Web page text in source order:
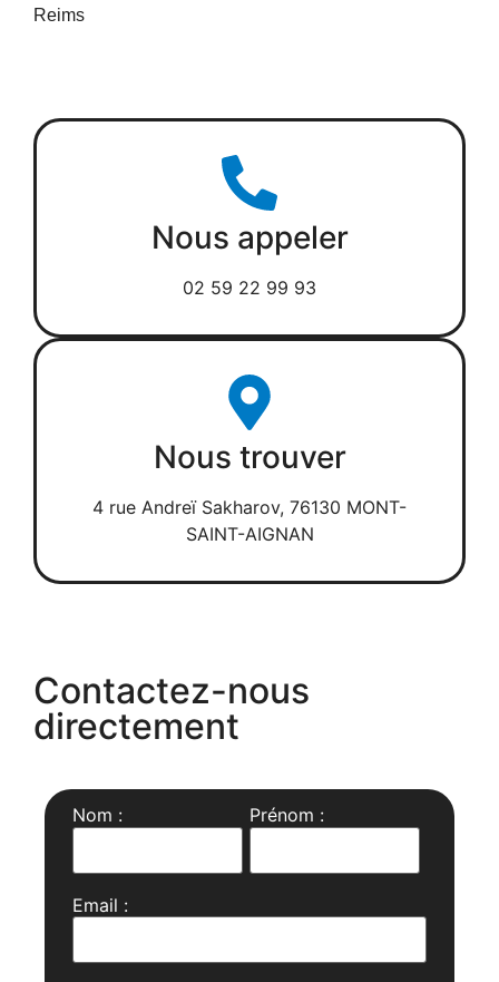
Reims
Nous appeler
02 59 22 99 93
Nous trouver
4 rue Andreï Sakharov, 76130 MONT-
SAINT-AIGNAN
Contactez-nous
directement
Nom : Prénom :
Email :